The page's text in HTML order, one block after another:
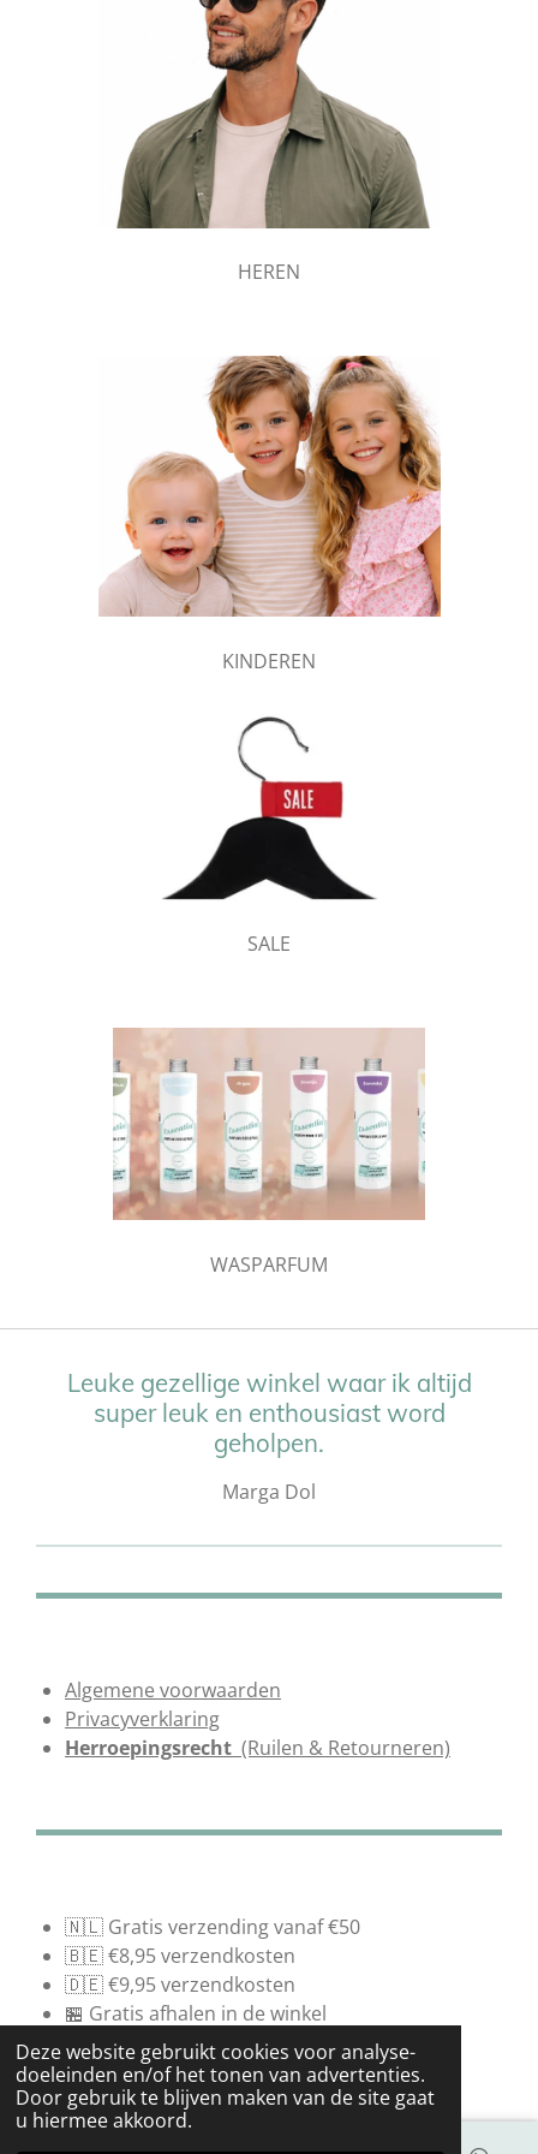
Deze website gebruikt cookies voor analyse-
doeleinden en/of het tonen van advertenties.
Door gebruik te blijven maken van de site gaat
u hiermee akkoord.
HEREN
KINDEREN
SALE
WASPARFUM
Leuke gezellige winkel waar ik altijd
super leuk en enthousiast word
geholpen.
Marga Dol
Algemene voorwaarden
Privacyverklaring
Herroepingsrecht (Ruilen & Retourneren)
🇳🇱 Gratis verzending vanaf €50
🇧🇪 €8,95 verzendkosten
🇩🇪 €9,95 verzendkosten
🏪 Gratis afhalen in de winkel
© 2021 - 2026 Vanelleswat.nl
Powered byJouwWeb